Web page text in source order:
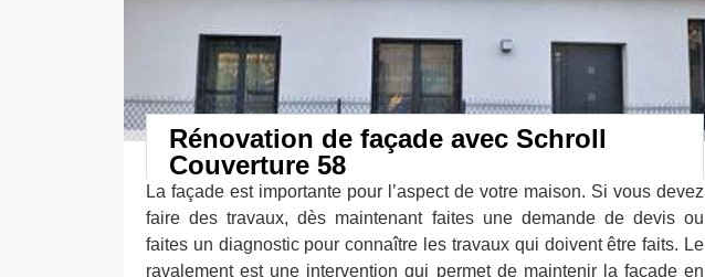
Rénovation de façade avec Schroll
Couverture 58
La façade est importante pour l’aspect de votre maison. Si vous devez
faire des travaux, dès maintenant faites une demande de devis ou
faites un diagnostic pour connaître les travaux qui doivent être faits. Le
ravalement est une intervention qui permet de maintenir la façade en